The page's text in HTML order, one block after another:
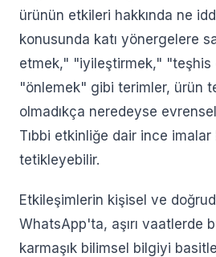
ürünün etkileri hakkında ne
konusunda katı yönergelere
etmek," "iyileştirmek," "teşhis
"önlemek" gibi terimler, ürün
olmadıkça neredeyse
Tıbbi etkinliğe dair ince imalar
tetikleyebilir.
Etkileşimlerin kişisel ve
WhatsApp'ta, aşırı vaatlerde
karmaşık bilimsel bilgiyi